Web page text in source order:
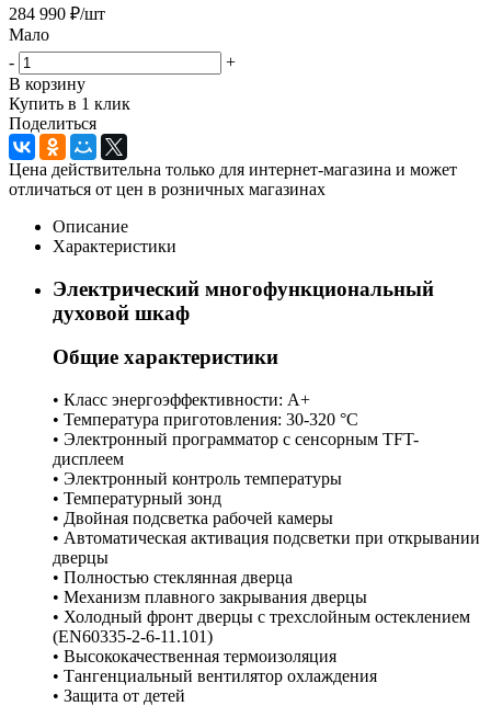
284 990 ₽/шт
Мало
-
+
В корзину
Купить в 1 клик
Поделиться
Цена действительна только для интернет-магазина и может
отличаться от цен в розничных магазинах
Описание
Характеристики
Электрический многофункциональный
духовой шкаф
Общие характеристики
• Класс энергоэффективности: A+
• Температура приготовления: 30-320 °C
• Электронный программатор с сенсорным TFT-
дисплеем
• Электронный контроль температуры
• Температурный зонд
• Двойная подсветка рабочей камеры
• Автоматическая активация подсветки при открывании
дверцы
• Полностью стеклянная дверца
• Механизм плавного закрывания дверцы
• Холодный фронт дверцы с трехслойным остеклением
(EN60335-2-6-11.101)
• Высококачественная термоизоляция
• Тангенциальный вентилятор охлаждения
• Защита от детей